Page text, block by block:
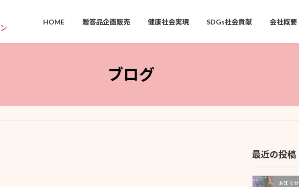
HOME 贈答品企画販売 健康社会実現 SDGs社会貢献 会社概要
ブログ
最近の投稿
お知らせ